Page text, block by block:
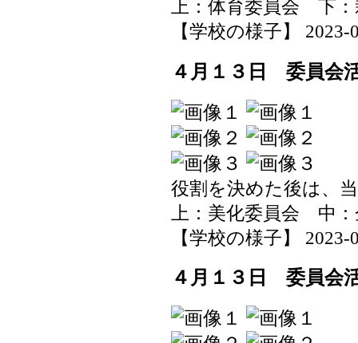
上：体育委員会 下：
【学校の様子】 2023-
４月１３日 委員会
役割を決めた後は、
上：美化委員会 中
【学校の様子】 2023-
４月１３日 委員会